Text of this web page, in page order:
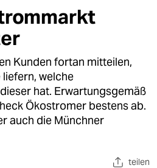
Kunden fortan mitteilen,
welche
hat. Erwartungsgemäß
Ökostromer bestens ab.
auch die Münchner
teilen